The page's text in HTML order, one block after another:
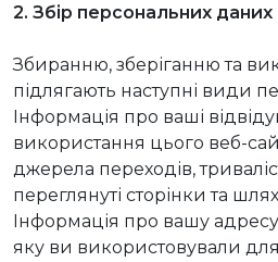
2. Збір персональних даних
Збиранню, зберіганню та
підлягають наступні види
Інформація про ваші
використання цього веб-
джерела переходів,
переглянуті сторінки та
Інформація про вашу
яку ви використовували